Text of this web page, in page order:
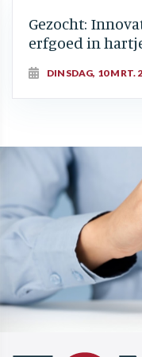
Gezocht:
erfgoed in
DINSDAG, 10 MRT.